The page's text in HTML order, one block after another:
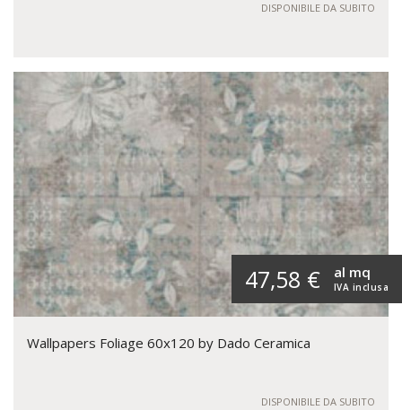
DISPONIBILE DA SUBITO
47,58 € IVA inclusa
al mq
Wallpapers Foliage 60x120 by Dado Ceramica
DISPONIBILE DA SUBITO